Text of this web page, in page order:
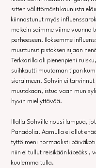
sitten välittömästi kauniista
kiinnostunut myös
melkein saimme viime vuonna
perheeseen. Iloksemme
muuttunut pistoksen sijaan
Terkkarilla oli pienenpieni
suihkautti muutaman tipan
sieraimeen. Sohvin ei tarvinnut
muutakaan, istua vaan mun
hyvin miellyttävää.
Illalla Sohville nousi lämpöä,
Panadolia. Aamulla ei ollut
tyttö meni normaalisti
niin ei tullut reisikään kipeäksi,
kuulemma tulla.